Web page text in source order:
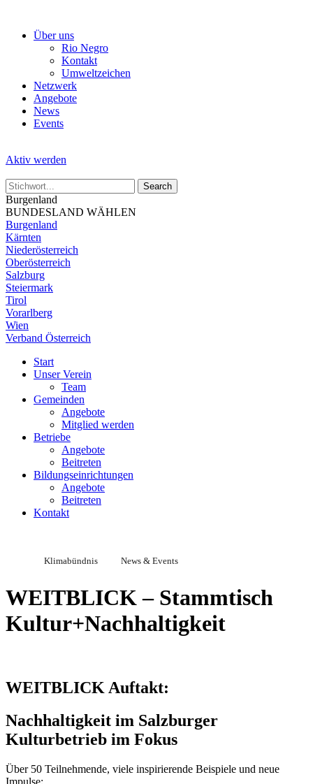
Über uns
Rio Negro
Kontakt
Umweltzeichen
Netzwerk
Angebote
News
Events
Aktiv werden
Burgenland
BUNDESLAND WÄHLEN
Burgenland
Kärnten
Niederösterreich
Oberösterreich
Salzburg
Steiermark
Tirol
Vorarlberg
Wien
Verband Österreich
Start
Unser Verein
Team
Gemeinden
Angebote
Mitglied werden
Betriebe
Angebote
Beitreten
Bildungseinrichtungen
Angebote
Beitreten
Kontakt
Klimabündnis News & Events
WEITBLICK – Stammtisch
Kultur+Nachhaltigkeit
WEITBLICK Auftakt:
Nachhaltigkeit im Salzburger
Kulturbetrieb im Fokus
Über 50 Teilnehmende, viele inspirierende Beispiele und neue
Impulse: